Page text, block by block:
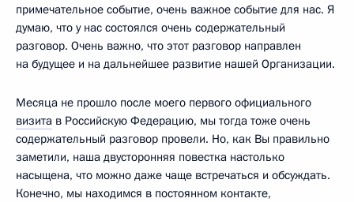
примечательное событие, очень важное событие для нас. Я
думаю, что у нас состоялся очень содержательный
разговор. Очень важно, что этот разговор направлен
на будущее и на дальнейшее развитие нашей Организации.
Месяца не прошло после моего первого официального
визита в Российскую Федерацию, мы тогда тоже очень
содержательный разговор провели. Но, как Вы правильно
заметили, наша двусторонняя повестка настолько
насыщена, что можно даже чаще встречаться и обсуждать.
Конечно, мы находимся в постоянном контакте,